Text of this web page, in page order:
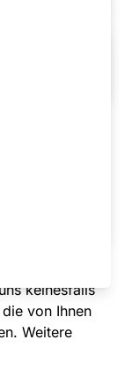
Sie zu,
Produkten,
zu erhalten.
wieder
keinesfalls
von Ihnen
Weitere